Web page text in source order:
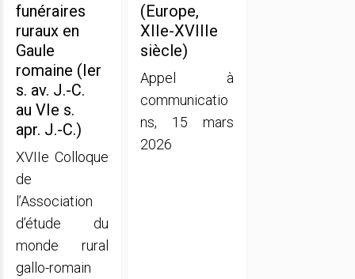
funéraires
ruraux en
Gaule
romaine (Ier
s. av. J.-C.
au VIe s.
apr. J.-C.)
XVIIe Colloque
de
l’Association
d’étude du
monde rural
gallo-romain
(Europe,
XIIe-XVIIIe
siècle)
Appel à
communicatio
ns, 15 mars
2026